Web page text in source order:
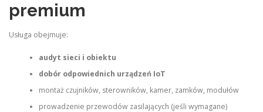
premium
Usługa obejmuje:
audyt sieci i obiektu
dobór odpowiednich urządzeń IoT
montaż czujników, sterowników, kamer, zamków, modułów
prowadzenie przewodów zasilających (jeśli wymagane)